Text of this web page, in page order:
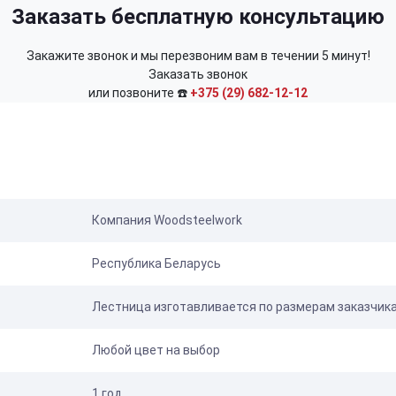
Заказать бесплатную консультацию
Закажите звонок и мы перезвоним вам в течении 5 минут!
Заказать звонок
или позвоните ☎️ +375 (29) 682-12-12
Компания Woodsteelwork
Республика Беларусь
Лестница изготавливается по размерам
Любой цвет на выбор